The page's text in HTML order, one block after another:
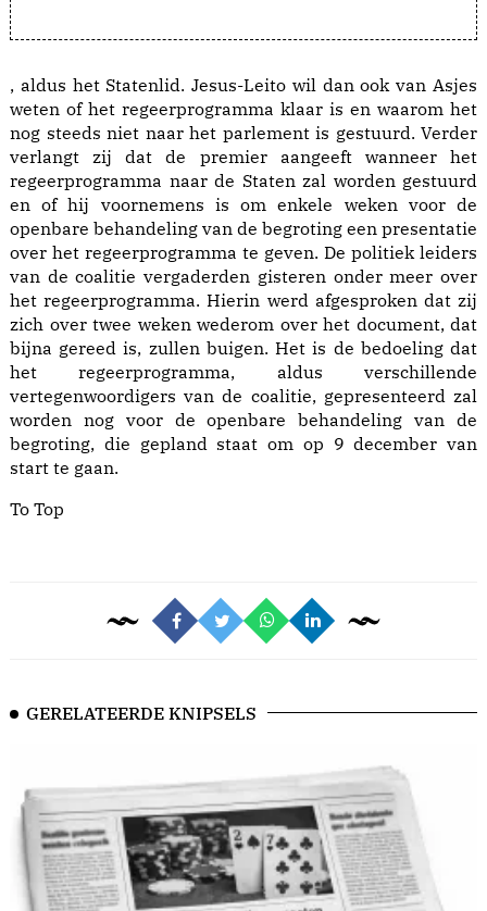
, aldus het Statenlid. Jesus-Leito wil dan ook van Asjes
weten of het regeerprogramma klaar is en waarom het
nog steeds niet naar het parlement is gestuurd. Verder
verlangt zij dat de premier aangeeft wanneer het
regeerprogramma naar de Staten zal worden gestuurd
en of hij voornemens is om enkele weken voor de
openbare behandeling van de begroting een presentatie
over het regeerprogramma te geven. De politiek leiders
van de coalitie vergaderden gisteren onder meer over
het regeerprogramma. Hierin werd afgesproken dat zij
zich over twee weken wederom over het document, dat
bijna gereed is, zullen buigen. Het is de bedoeling dat
het regeerprogramma, aldus verschillende
vertegenwoordigers van de coalitie, gepresenteerd zal
worden nog voor de openbare behandeling van de
begroting, die gepland staat om op 9 december van
start te gaan.
To Top
GERELATEERDE KNIPSELS